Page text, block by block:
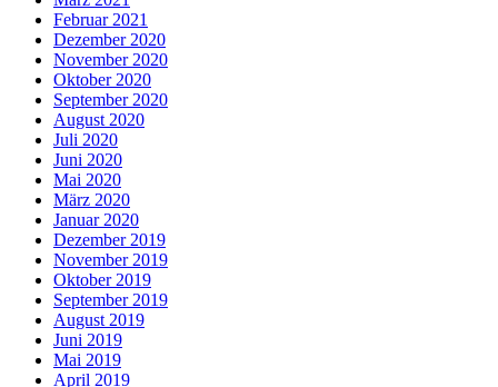
Februar 2021
Dezember 2020
November 2020
Oktober 2020
September 2020
August 2020
Juli 2020
Juni 2020
Mai 2020
März 2020
Januar 2020
Dezember 2019
November 2019
Oktober 2019
September 2019
August 2019
Juni 2019
Mai 2019
April 2019